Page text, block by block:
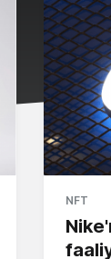
NFT